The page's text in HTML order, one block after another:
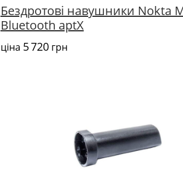
Бездротові навушники Nokta
Bluetooth aptX
ціна 5 720грн